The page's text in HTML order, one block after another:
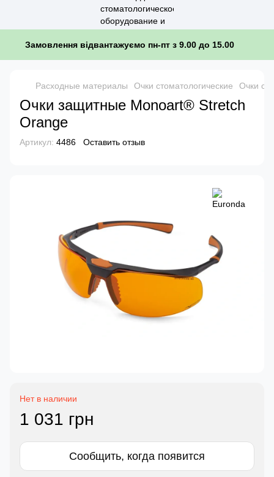
Замовлення відвантажуємо пн-пт з 9.00 до 15.00
Расходные материалы Очки стоматологические Очки
Очки защитные Monoart® Stretch
Orange
Артикул: 4486 Оставить отзыв
Нет в наличии
1 031 грн
Сообщить, когда появится